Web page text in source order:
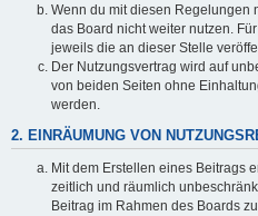
Wenn du mit diesen Regelungen
das Board nicht weiter nutzen.
jeweils die an dieser Stelle
Der Nutzungsvertrag wird auf
von beiden Seiten ohne
werden.
2. EINRÄUMUNG VON
Mit dem Erstellen eines Beitrags
zeitlich und räumlich
Beitrag im Rahmen des Boards